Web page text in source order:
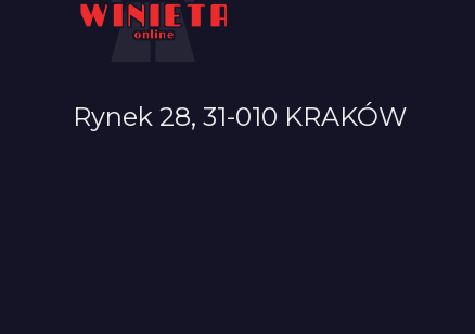
Rynek 28, 31-010 KRAKÓW